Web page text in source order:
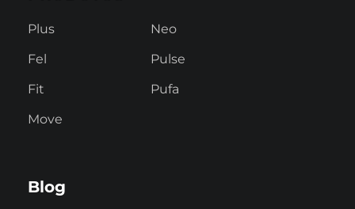
Plus
Fel
Fit
Move
Neo
Pulse
Pufa
Blog